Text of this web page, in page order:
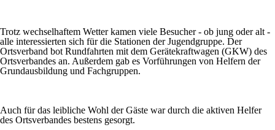
Trotz wechselhaftem Wetter kamen viele Besucher - ob jung oder alt -
alle interessierten sich für die Stationen der Jugendgruppe. Der
Ortsverband bot Rundfahrten mit dem Gerätekraftwagen (GKW) des
Ortsverbandes an. Außerdem gab es Vorführungen von Helfern der
Grundausbildung und Fachgruppen.
Auch für das leibliche Wohl der Gäste war durch die aktiven Helfer
des Ortsverbandes bestens gesorgt.